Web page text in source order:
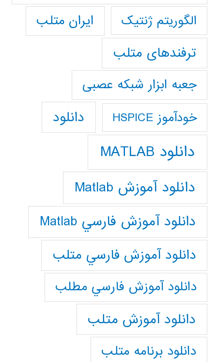
الگوریتم ژنتیک
ایران متلب
ترفندهای متلب
جعبه ابزار شبکه عصبی
خودآموز HSPICE دانلود
دانلود MATLAB
دانلود آموزش Matlab
دانلود آموزش فارسي Matlab
دانلود آموزش فارسي متلب
دانلود آموزش فارسي مطلب
دانلود آموزش متلب
دانلود برنامه متلب